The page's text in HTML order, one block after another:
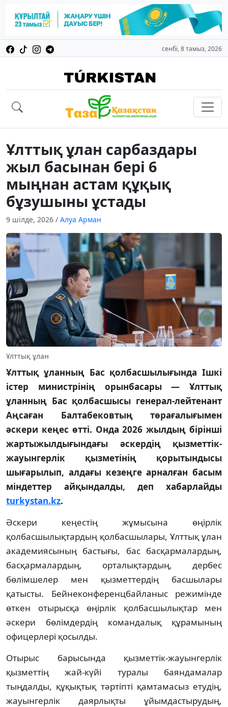
сенбі, 8 тамыз, 2026
Ұлттық ұлан сарбаздары
жыл басынан бері 6
мыңнан астам құқық
бұзушыны ұстады
9 шілде, 2026 / Алуа Арман
Ұлттық ұлан
Ұлттық ұланның Бас қолбасшылығында Ішкі
істер министрінің орынбасары — Ұлттық
ұланның Бас қолбасшысы генерал-лейтенант
Аңсаған Балтабековтың төрағалығымен
әскери кеңес өтті. Онда 2026 жылдың бірінші
жартыжылдығындағы әскердің қызметтік-
жауынгерлік қызметінің қорытындысы
шығарылып, алдағы кезеңге арналған басым
міндеттер айқындалды, деп хабарлайды
turkystan.kz.
Әскери кеңестің жұмысына өңірлік
қолбасшылықтардың қолбасшылары, Ұлттық ұлан
академиясының бастығы, бас басқармалардың,
басқармалардың, орталықтардың, дербес
бөлімшелер мен қызметтердің басшылары
қатысты. Бейнеконференцбайланыс режимінде
өткен отырысқа өңірлік қолбасшылықтар мен
әскери бөлімдердің командалық құрамының
офицерлері қосылды.
Отырыс барысында қызметтік-жауынгерлік
қызметтің жай-күйі туралы баяндамалар
тыңдалды, құқықтық тәртіпті қамтамасыз етудің,
жауынгерлік даярлықты ұйымдастырудың,